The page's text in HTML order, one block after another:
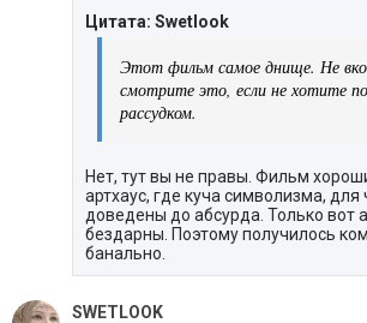
Цитата: Swetlook
Этот фильм самое днище. Не
смотрите это, если не хотите
рассудком.
Нет, тут вы не правы. Фильм
артхаус, где куча символизма, для
доведены до абсурда. Только вот
бездарны. Поэтому получилось
банально.
SWETLOOK